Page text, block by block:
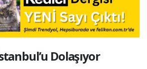
Dolaşıyor